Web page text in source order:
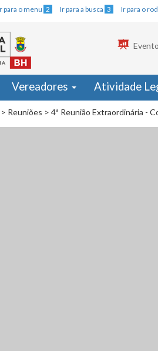
para o menu 2 Ir para a busca 3 Ir para o
Vereadores Atividade
> Reuniões > 4ª Reunião Extraordinária -